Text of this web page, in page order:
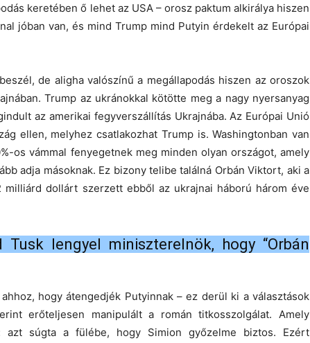
keretében ő lehet az USA – orosz paktum alkirálya hiszen
jóban van, és mind Trump mind Putyin érdekelt az Európai
de aligha valószínű a megállapodás hiszen az oroszok
Trump az ukránokkal kötötte meg a nagy nyersanyag
az amerikai fegyverszállítás Ukrajnába. Az Európai Unió
ellen, melyhez csatlakozhat Trump is. Washingtonban van
os vámmal fenyegetnek meg minden olyan országot, amely
adja másoknak. Ez bizony telibe találná Orbán Viktort, aki a
milliárd dollárt szerzett ebből az ukrajnai háború három éve
lengyel miniszterelnök, hogy “Orbán
hogy átengedjék Putyinnak – ez derül ki a választások
erőteljesen manipulált a román titkosszolgálat. Amely
súgta a fülébe, hogy Simion győzelme biztos. Ezért